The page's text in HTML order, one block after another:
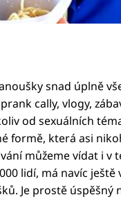
snad úplně
cally, vlogy,
od sexuálních
formě, která asi
můžeme vídat i v
lidí, má navíc ještě
Je prostě úspěšný